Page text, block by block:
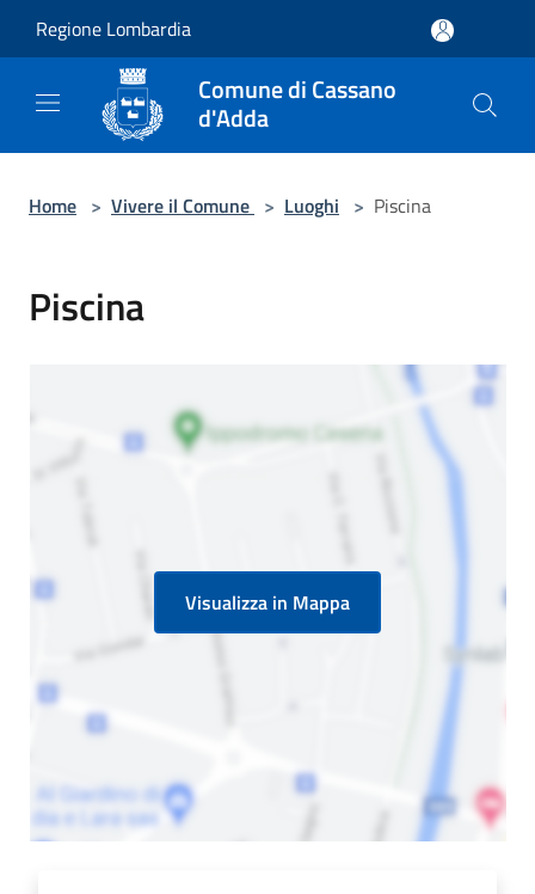
Regione Lombardia
Comune di Cassano
d'Adda
Home > Vivere il Comune > Luoghi > Piscina
Piscina
Visualizza in Mappa